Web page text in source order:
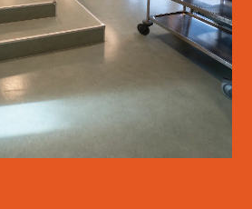
LÆS MERE